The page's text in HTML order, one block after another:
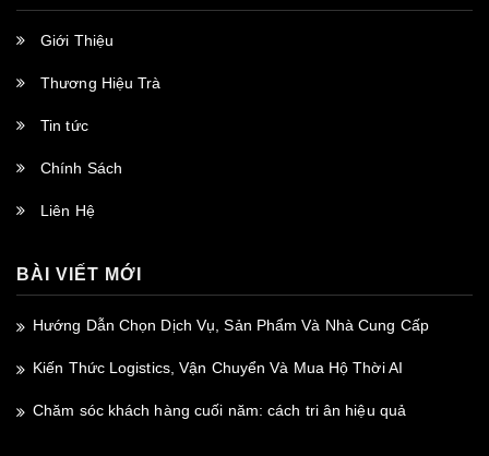
Giới Thiệu
Thương Hiệu Trà
Tin tức
Chính Sách
Liên Hệ
BÀI VIẾT MỚI
Hướng Dẫn Chọn Dịch Vụ, Sản Phẩm Và Nhà Cung Cấp
Kiến Thức Logistics, Vận Chuyển Và Mua Hộ Thời AI
Chăm sóc khách hàng cuối năm: cách tri ân hiệu quả